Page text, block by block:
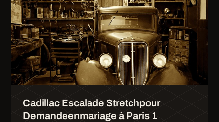
Cadillac Escalade Stretchpour
Demandeenmariage à Paris 1